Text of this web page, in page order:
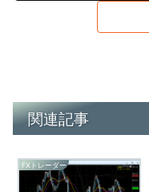
関連記事
FXトレーダー